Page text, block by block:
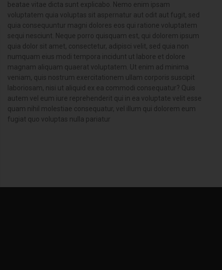
beatae vitae dicta sunt explicabo. Nemo enim ipsam
voluptatem quia voluptas sit aspernatur aut odit aut fugit, sed
quia consequuntur magni dolores eos qui ratione voluptatem
sequi nesciunt. Neque porro quisquam est, qui dolorem ipsum
quia dolor sit amet, consectetur, adipisci velit, sed quia non
numquam eius modi tempora incidunt ut labore et dolore
magnam aliquam quaerat voluptatem. Ut enim ad minima
veniam, quis nostrum exercitationem ullam corporis suscipit
laboriosam, nisi ut aliquid ex ea commodi consequatur? Quis
autem vel eum iure reprehenderit qui in ea voluptate velit esse
quam nihil molestiae consequatur, vel illum qui dolorem eum
fugiat quo voluptas nulla pariatur